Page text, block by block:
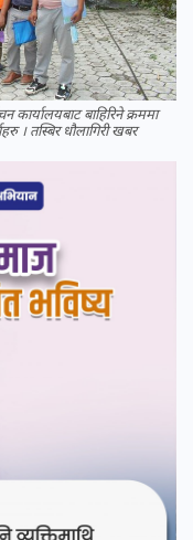
कार्यालयबाट बाहिरिने क्रममा
। तस्बिर धौलागिरी खबर